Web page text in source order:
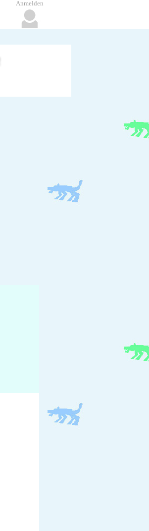
Anmelden